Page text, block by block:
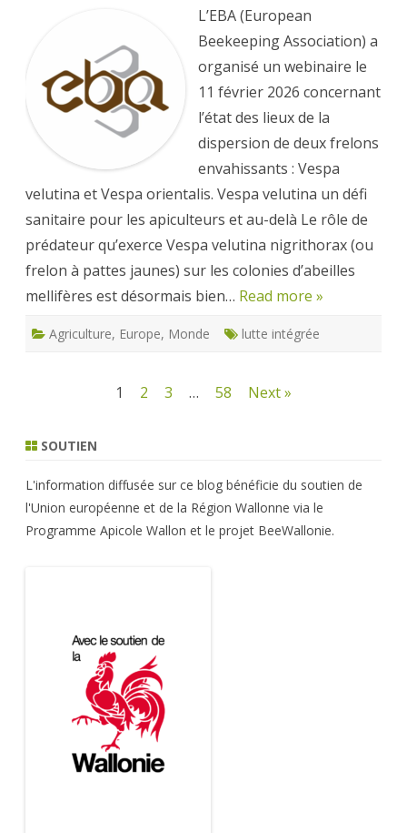
maintenant
(1/2)
L’EBA (European
Beekeeping Association) a
organisé un webinaire le
11 février 2026 concernant
l’état des lieux de la
dispersion de deux frelons
envahissants : Vespa
velutina et Vespa orientalis. Vespa velutina un défi
sanitaire pour les apiculteurs et au-delà Le rôle de
prédateur qu’exerce Vespa velutina nigrithorax (ou
frelon à pattes jaunes) sur les colonies d’abeilles
mellifères est désormais bien… Read more »
Agriculture, Europe, Monde lutte intégrée
articles
1 2 3 … 58 Next »
SOUTIEN
L'information diffusée sur ce blog bénéficie du soutien de
l'Union européenne et de la Région Wallonne via le
Programme Apicole Wallon et le projet BeeWallonie.